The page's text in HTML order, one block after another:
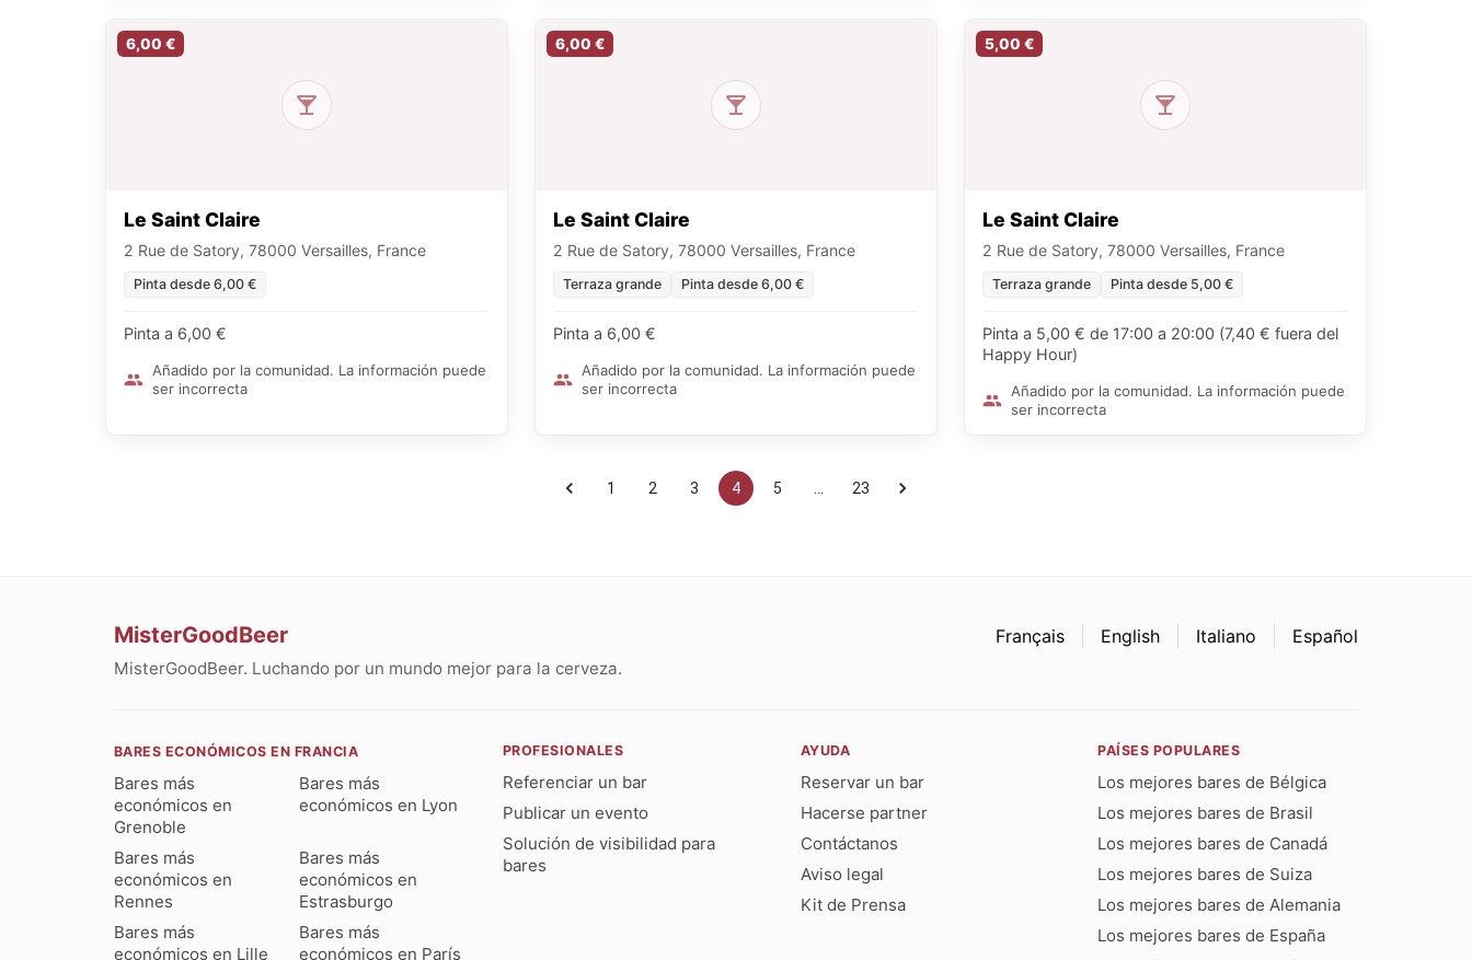
6,00 €
Le Saint Claire
2 Rue de Satory, 78000 Versailles, France
Pinta desde 6,00 €
Pinta a 6,00 €
Añadido por la comunidad. La información puede
ser incorrecta
6,00 €
Le Saint Claire
2 Rue de Satory, 78000 Versailles, France
Terraza grande Pinta desde 6,00 €
Pinta a 6,00 €
Añadido por la comunidad. La información puede
ser incorrecta
5,00 €
Le Saint Claire
2 Rue de Satory, 78000 Versailles, France
Terraza grande Pinta desde 5,00 €
Pinta a 5,00 € de 17:00 a 20:00 (7,40 € fuera del
Happy Hour)
Añadido por la comunidad. La información puede
ser incorrecta
1 2 3 4 5 23
MisterGoodBeer
MisterGoodBeer. Luchando por un mundo mejor para la cerveza.
Français English Italiano Español
BARES ECONÓMICOS EN FRANCIA
Bares más
económicos en
Grenoble
Bares más
económicos en Lyon
Bares más
económicos en
Rennes
Bares más
económicos en
Estrasburgo
Bares más
económicos en Lille
Bares más
económicos en París
PROFESIONALES
Referenciar un bar
Publicar un evento
Solución de visibilidad para
bares
AYUDA
Reservar un bar
Hacerse partner
Contáctanos
Aviso legal
Kit de Prensa
PAÍSES POPULARES
Los mejores bares de Bélgica
Los mejores bares de Brasil
Los mejores bares de Canadá
Los mejores bares de Suiza
Los mejores bares de Alemania
Los mejores bares de España